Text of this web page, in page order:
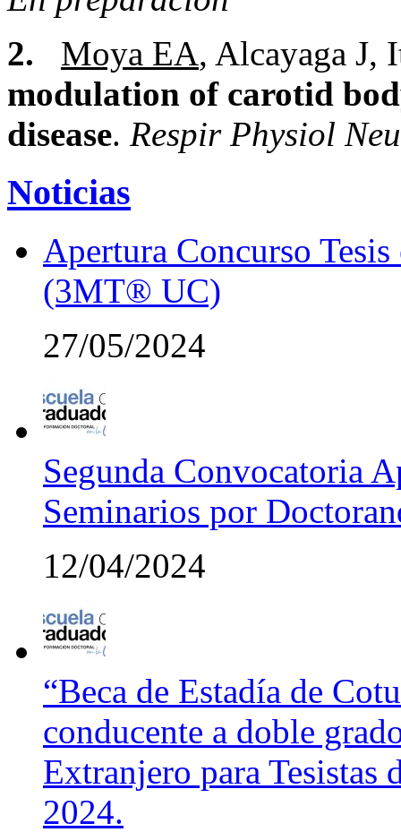
2.
Moya EA, Alcayaga J,
modulation of carotid
disease. Respir Physiol
Noticias
Apertura Concurso
(3MT® UC)
27/05/2024
Segunda Convocatoria
Seminarios por
12/04/2024
“Beca de Estadía de
conducente a doble
Extranjero para Tesistas
2024.